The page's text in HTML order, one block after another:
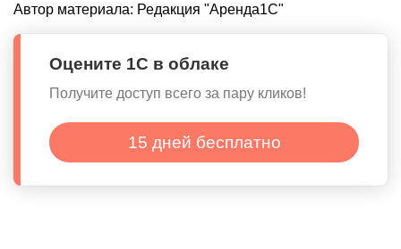
Автор материала: Редакция "Аренда1С"
Оцените 1С в облаке
Получите доступ всего за пару кликов!
15 дней бесплатно